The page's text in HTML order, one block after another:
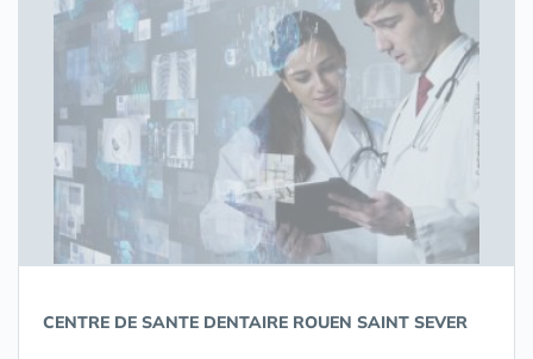
CENTRE DE SANTE DENTAIRE ROUEN SAINT SEVER